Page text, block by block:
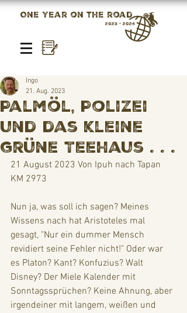
One year on the road
2023 - 2024
Palmöl, Polizei
und das kleine
grüne Teehaus . . .
Ingo
21. Aug. 2023
21 August 2023 Von Ipuh nach Tapan
KM 2973
Nun ja, was soll ich sagen? Meines
Wissens nach hat Aristoteles mal
gesagt, "Nur ein dummer Mensch
revidiert seine Fehler nicht!" Oder war
es Platon? Kant? Konfuzius? Walt
Disney? Der Miele Kalender mit
Sonntagssprüchen? Keine Ahnung, aber
irgendeiner mit langem, weißen und